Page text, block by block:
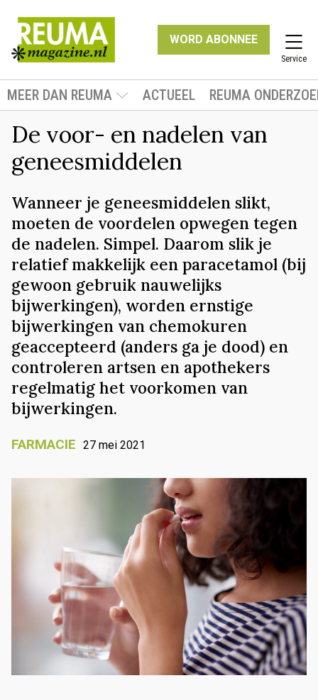
WORD ABONNEE
Service
MEER DAN REUMA ACTUEEL REUMA
De voor- en nadelen van
geneesmiddelen
Wanneer je geneesmiddelen slikt,
moeten de voordelen opwegen tegen
de nadelen. Simpel. Daarom slik je
relatief makkelijk een paracetamol (bij
gewoon gebruik nauwelijks
bijwerkingen), worden ernstige
bijwerkingen van chemokuren
geaccepteerd (anders ga je dood) en
controleren artsen en apothekers
regelmatig het voorkomen van
bijwerkingen.
FARMACIE 27 mei 2021